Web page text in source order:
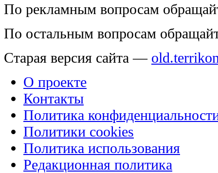
По рекламным вопросам
По остальным вопросам
Старая версия сайта —
О проекте
Контакты
Политика
Политики cookies
Политика использования
Редакционная политика